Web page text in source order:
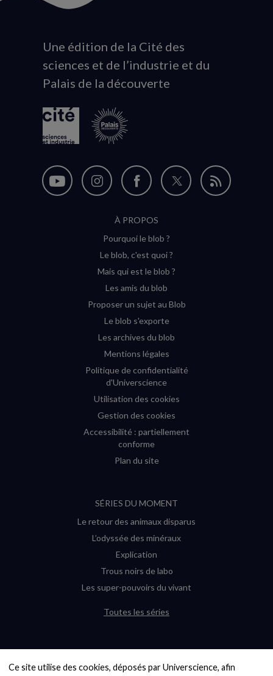
Ce site utilise des cookies, déposés par Universcience, afin
Animation
du
logo
Une édition de la Cité des
sciences et de l’industrie et du
Palais de la découverte
Nous
Nous
Instagram
(nouvelle
Nous
sur
Facebook
(nouvelle
Nous
Flux
À PROPOS
Pourquoi le blob ?
Le blob, c'est quoi ?
Mais qui est le blob ?
Les amis du blob
Proposer un sujet au Blob
Le blob s'exporte
Les archives du blob
Mentions légales
Politique de confidentialité
d'Universcience
Utilisation des cookies
Gestion des cookies
Accessibilité : partiellement
conforme
Plan du site
SÉRIES DU MOMENT
Le retour des animaux disparus
L’odyssée des minéraux
Explication
Trous noirs de labo
Les super-pouvoirs du vivant
Toutes les séries
6000 exoplanètes, et pas de « Terre »